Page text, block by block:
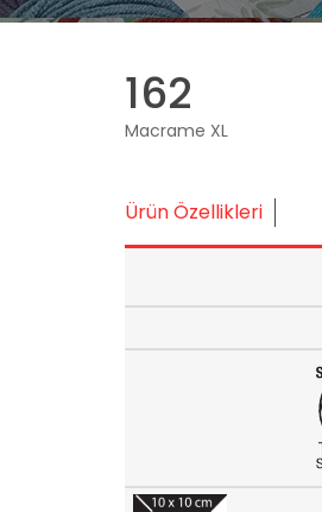
162
Macrame XL
Ürün Özellikleri